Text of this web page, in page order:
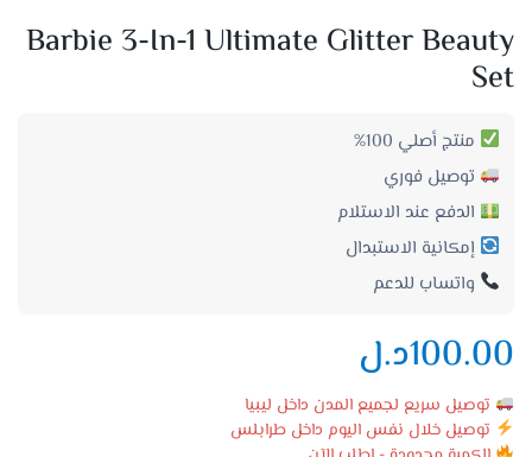
Barbie 3-In-1 Ultimate Glitter Beauty
Set
منتج أصلي 100%
توصيل فوري
الدفع عند الاستلام
إمكانية الاستبدال
واتساب للدعم
100.00د.ل
توصيل سريع لجميع المدن داخل ليبيا
توصيل خلال نفس اليوم داخل طرابلس